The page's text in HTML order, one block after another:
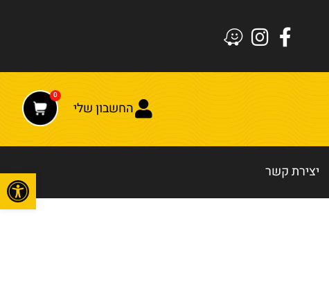
החשבון שלי
0
יצירת קשר